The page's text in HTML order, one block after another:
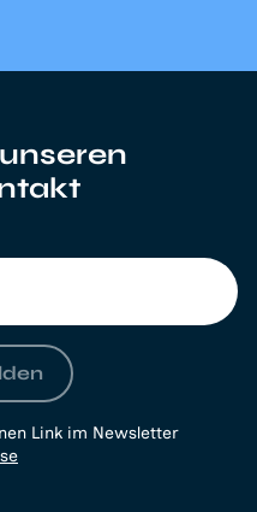
Link im Newsletter